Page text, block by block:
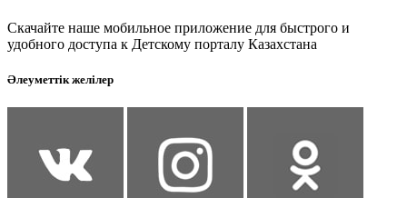
Скачайте наше мобильное приложение для быстрого и
удобного доступа к Детскому порталу Казахстана
Әлеуметтік желілер